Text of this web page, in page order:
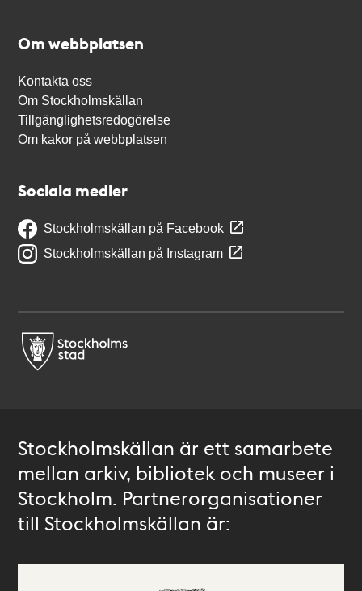
Om webbplatsen
Kontakta oss
Om Stockholmskällan
Tillgänglighetsredogörelse
Om kakor på webbplatsen
Sociala medier
Stockholmskällan på Facebook
Stockholmskällan på Instagram
Stockholmskällan är ett samarbete
mellan arkiv, bibliotek och museer i
Stockholm. Partnerorganisationer
till Stockholmskällan är: